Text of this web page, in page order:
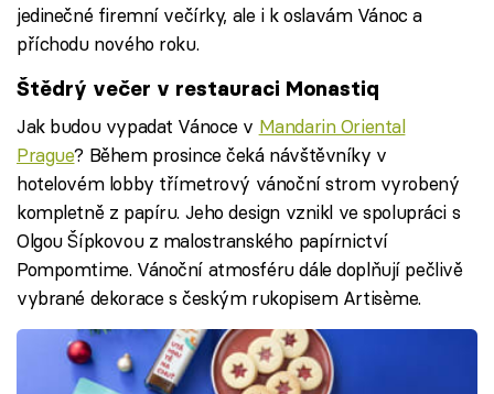
jedinečné firemní večírky, ale i k oslavám Vánoc a
příchodu nového roku.
Štědrý večer v restauraci Monastiq
Jak budou vypadat Vánoce v Mandarin Oriental
Prague? Během prosince čeká návštěvníky v
hotelovém lobby třímetrový vánoční strom vyrobený
kompletně z papíru. Jeho design vznikl ve spolupráci s
Olgou Šípkovou z malostranského papírnictví
Pompomtime. Vánoční atmosféru dále doplňují pečlivě
vybrané dekorace s českým rukopisem Artisème.